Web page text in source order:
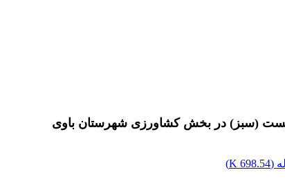
(سبز) در بخش کشاورزی شهرستان باوی
(
698.54 K
)